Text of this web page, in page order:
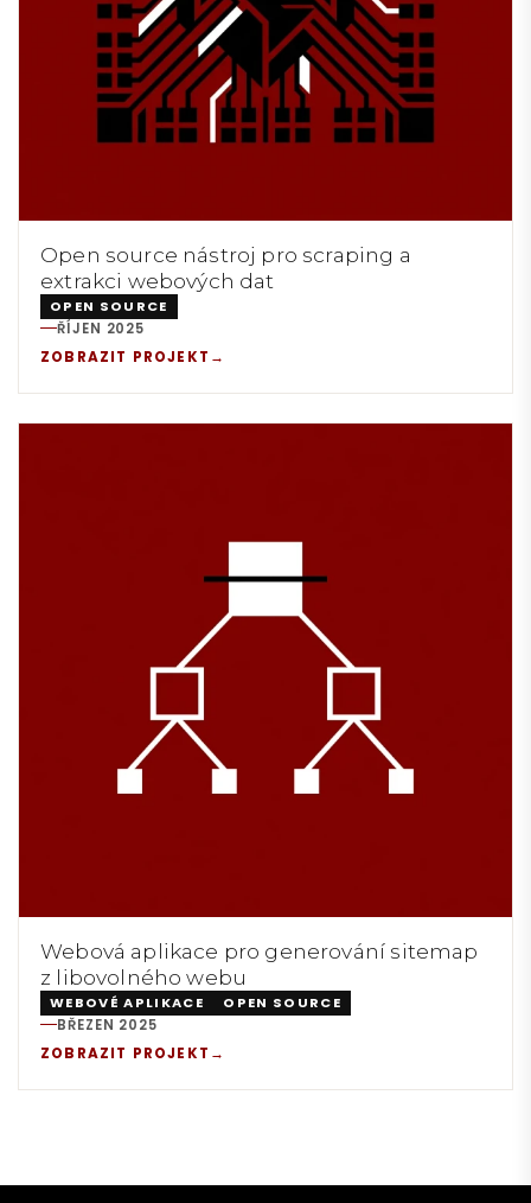
Open source nástroj pro scraping a
extrakci webových dat
OPEN SOURCE
REALIZACE:
ŘÍJEN 2025
ZOBRAZIT PROJEKT →
Webová aplikace pro generování sitemap
z libovolného webu
WEBOVÉ APLIKACE
OPEN SOURCE
REALIZACE:
BŘEZEN 2025
ZOBRAZIT PROJEKT →